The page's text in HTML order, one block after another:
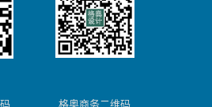
格奥商务二维码